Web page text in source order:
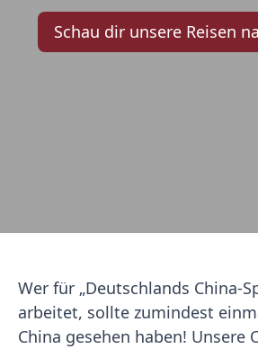
Schau dir unsere Reisen
Wer für „Deutschlands China-
arbeitet, sollte zumindest
China gesehen haben! Unsere